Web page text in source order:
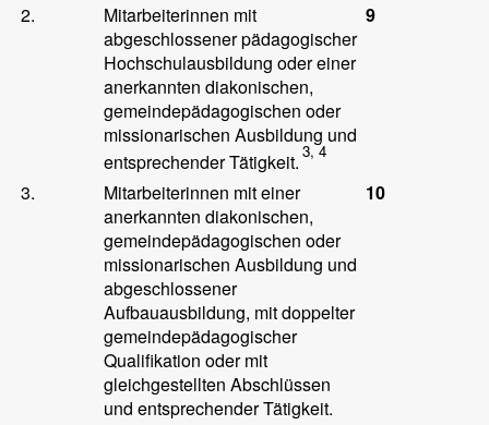
2.
Mitarbeiterinnen mit
abgeschlossener pädagogischer
Hochschulausbildung oder einer
anerkannten diakonischen,
gemeindepädagogischen oder
missionarischen Ausbildung und
entsprechender Tätigkeit. 3, 4
9
3.
Mitarbeiterinnen mit einer
anerkannten diakonischen,
gemeindepädagogischen oder
missionarischen Ausbildung und
abgeschlossener
Aufbauausbildung, mit doppelter
gemeindepädagogischer
Qualifikation oder mit
gleichgestellten Abschlüssen
und entsprechender Tätigkeit.
10